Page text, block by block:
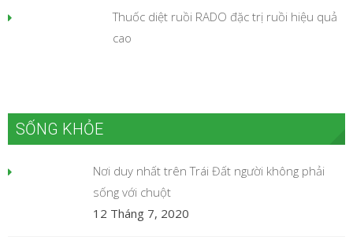
Thuốc diệt ruồi RADO đặc trị ruồi hiệu quả
cao
SỐNG KHỎE
Nơi duy nhất trên Trái Đất người không phải
sống với chuột
12 Tháng 7, 2020